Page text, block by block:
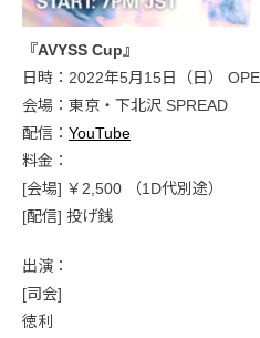
『AVYSS Cup』
日時：2022年5月15日（日）
会場：東京・下北沢 SPREAD
配信： YouTube
料金：
[会場] ￥2,500 （1D代別途）
[配信] 投げ銭
出演：
[司会]
徳利